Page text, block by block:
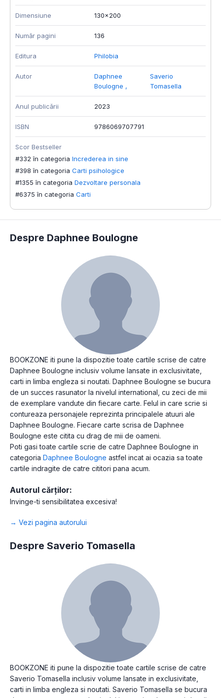
Dimensiune 130x200
Număr pagini 136
Editura Philobia
Autor
Daphnee
Boulogne ,
Saverio
Tomasella
Anul publicării 2023
ISBN 9786069707791
Scor Bestseller
#332 în categoria Increderea in sine
#398 în categoria Carti psihologice
#1355 în categoria Dezvoltare personala
#6375 în categoria Carti
Despre Daphnee Boulogne
BOOKZONE iti pune la dispozitie toate cartile scrise de catre
Daphnee Boulogne inclusiv volume lansate in exclusivitate,
carti in limba engleza si noutati. Daphnee Boulogne se bucura
de un succes rasunator la nivelul international, cu zeci de mii
de exemplare vandute din fiecare carte. Felul in care scrie si
contureaza personajele reprezinta principalele atuuri ale
Daphnee Boulogne. Fiecare carte scrisa de Daphnee
Boulogne este citita cu drag de mii de oameni.
Poti gasi toate cartile scrie de catre Daphnee Boulogne in
categoria Daphnee Boulogne astfel incat ai ocazia sa toate
cartile indragite de catre cititori pana acum.
Autorul cărților:
Invinge-ti sensibilitatea excesiva!
→ Vezi pagina autorului
Despre Saverio Tomasella
BOOKZONE iti pune la dispozitie toate cartile scrise de catre
Saverio Tomasella inclusiv volume lansate in exclusivitate,
carti in limba engleza si noutati. Saverio Tomasella se bucura